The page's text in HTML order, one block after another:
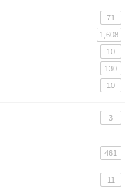
71
1,608
10
130
10
3
461
11